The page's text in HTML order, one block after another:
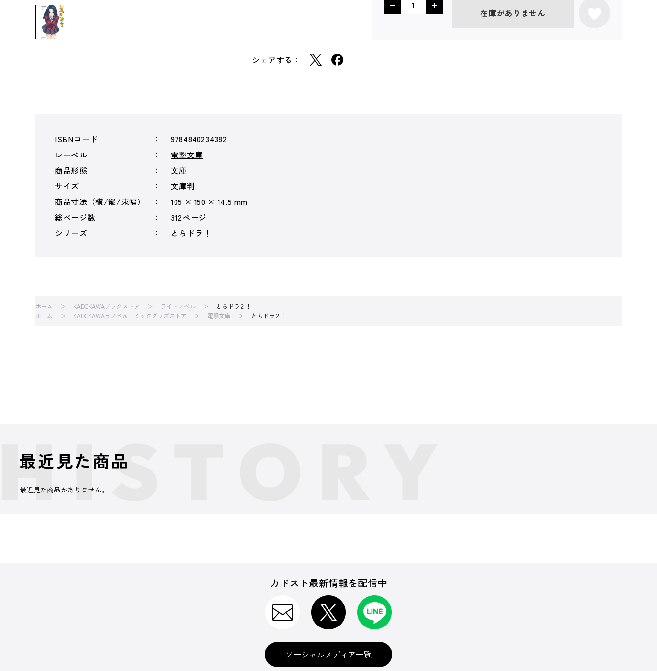
シェアする：
在庫がありません
ISBNコード
9784840234382
レーベル
電撃文庫
商品形態
文庫
サイズ
文庫判
商品寸法（横/縦/束幅）
105 × 150 × 14.5 mm
総ページ数
312ページ
シリーズ
とらドラ！
ホーム KADOKAWAブックストア ライトノベル
とらドラ２！
ホーム
KADOKAWAラノベ＆コミックグッズストア 電撃文庫 とらドラ２！
最近見た商品
最近見た商品がありません。
カドスト最新情報を配信中
ソーシャルメディア一覧